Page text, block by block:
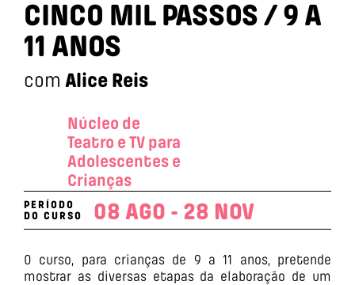
CINCO MIL PASSOS / 9 A
11 ANOS
com Alice Reis
Núcleo de
Teatro e TV para
Adolescentes e
Crianças
PERÍODO
DO CURSO
08 AGO - 28 NOV
O curso, para crianças de 9 a 11 anos, pretende
mostrar as diversas etapas da elaboração de um